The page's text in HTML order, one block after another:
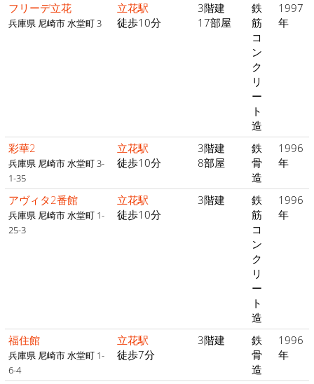
フリーデ立花
兵庫県 尼崎市 水堂町 3
立花駅
徒歩10分
3階建
17部屋
鉄
筋
コ
ン
ク
リ
ー
ト
造
1997
年
彩華2
兵庫県 尼崎市 水堂町 3-
1-35
立花駅
徒歩10分
3階建
8部屋
鉄
骨
造
1996
年
アヴィタ2番館
兵庫県 尼崎市 水堂町 1-
25-3
立花駅
徒歩10分
3階建
鉄
筋
コ
ン
ク
リ
ー
ト
造
1996
年
福住館
兵庫県 尼崎市 水堂町 1-
6-4
立花駅
徒歩7分
3階建
鉄
骨
造
1996
年